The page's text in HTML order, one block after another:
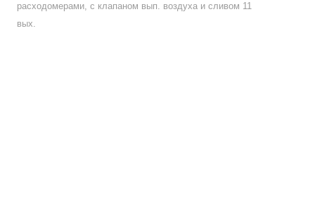
расходомерами, с клапаном вып. воздуха и сливом 11
вых.